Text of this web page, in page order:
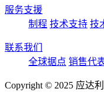
服务支援
制程 技术支持 技
联系我们
全球据点 销售代
Copyright © 2025 应达